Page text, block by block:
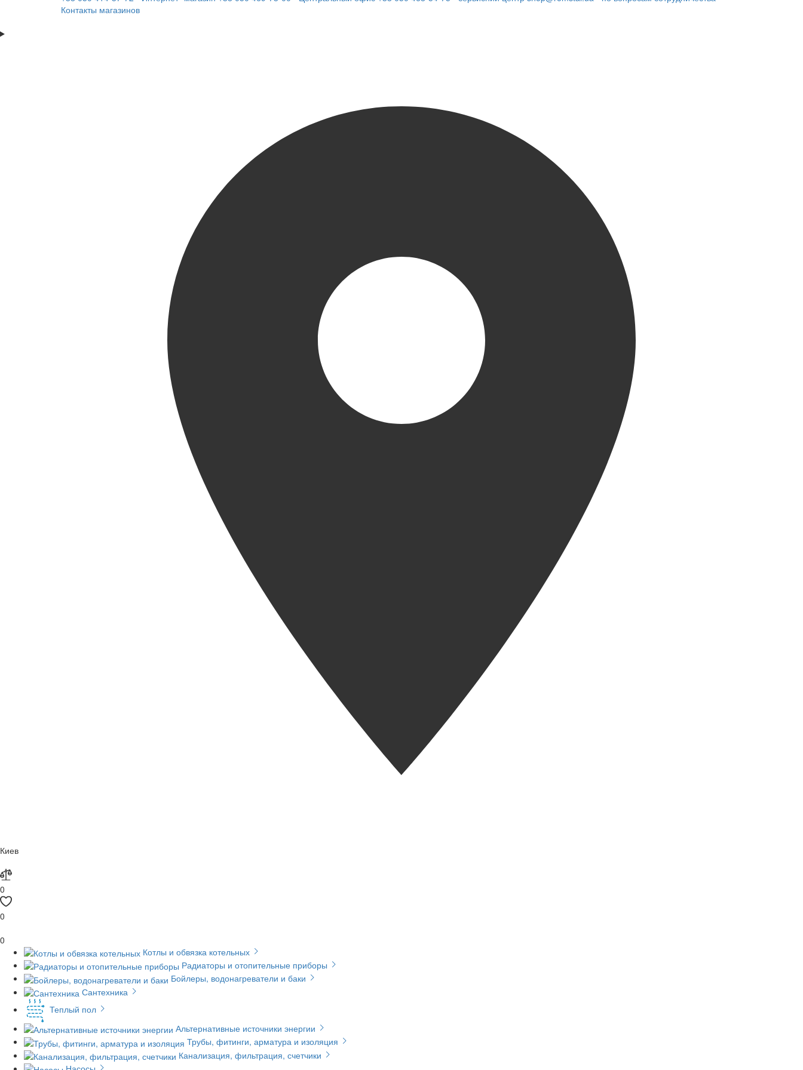
Контакты магазинов
Киев
0
0
0
Котлы и обвязка котельных
Радиаторы и отопительные приборы
Бойлеры, водонагреватели и баки
Сантехника
Теплый пол
Альтернативные источники энергии
Трубы, фитинги, арматура и изоляция
Канализация, фильтрация, счетчики